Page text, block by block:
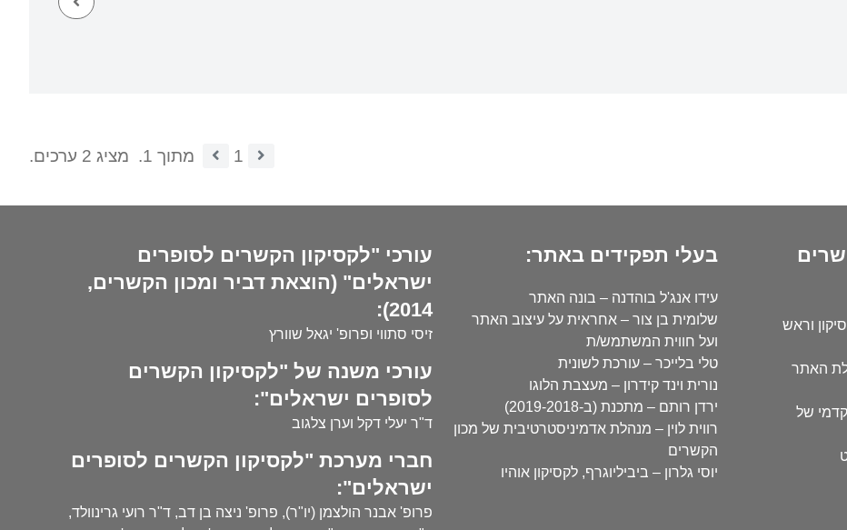
1 מתוך 1. מציג 2 ערכים.
וראש
האתר
של
בעלי תפקידים באתר:
עידו אנג'ל בוהדנה – בונה האתר
שלומית בן צור – אחראית על עיצוב האתר
ועל חווית המשתמש/ת
טלי בלייכר – עורכת לשונית
נורית וינד קידרון – מעצבת הלוגו
ירדן רותם – מתכנת (ב-2019-2018)
רווית לוין – מנהלת אדמיניסטרטיבית של מכון
הקשרים
יוסי גלרון – ביביליוגרף, לקסיקון אוהיו
עורכי "לקסיקון הקשרים לסופרים
ישראלים" (הוצאת דביר ומכון הקשרים,
2014):
זיסי סתווי ופרופ' יגאל שוורץ
עורכי משנה של "לקסיקון הקשרים
לסופרים ישראלים":
ד"ר יעלי דקל וערן צלגוב
חברי מערכת "לקסיקון הקשרים לסופרים
ישראלים":
פרופ' אבנר הולצמן (יו"ר), פרופ' ניצה בן דב, ד"ר רועי גרינוולד,